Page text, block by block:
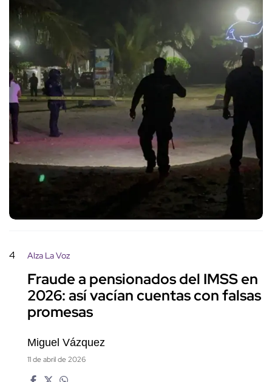
4 Alza La Voz
Fraude a pensionados del IMSS en
2026: así vacían cuentas con falsas
promesas
Miguel Vázquez
11 de abril de 2026